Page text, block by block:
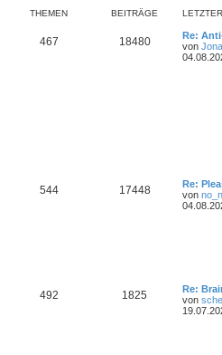
THEMEN BEITRÄGE
467 18480
Re:
von
544 17448
Re:
von
492 1825
Re:
von